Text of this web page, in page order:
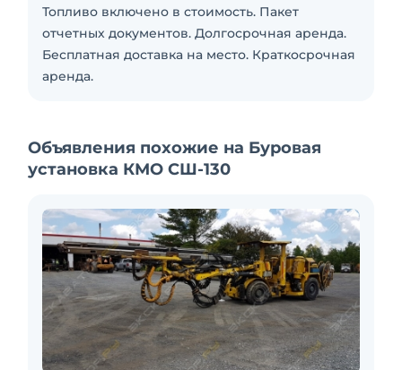
Топливо включено в стоимость. Пакет
отчетных документов. Долгосрочная аренда.
Бесплатная доставка на место. Краткосрочная
аренда.
Объявления похожие на Буровая
установка КМО СШ-130